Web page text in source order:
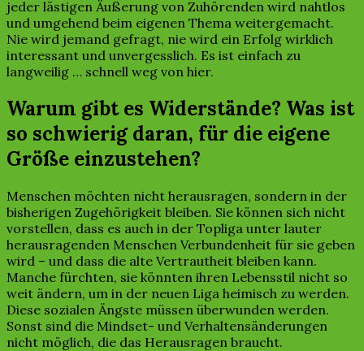
jeder lästigen Äußerung von Zuhörenden wird nahtlos
und umgehend beim eigenen Thema weitergemacht.
Nie wird jemand gefragt, nie wird ein Erfolg wirklich
interessant und unvergesslich. Es ist einfach zu
langweilig … schnell weg von hier.
Warum gibt es Widerstände? Was ist
so schwierig daran, für die eigene
Größe einzustehen?
Menschen möchten nicht herausragen, sondern in der
bisherigen Zugehörigkeit bleiben. Sie können sich nicht
vorstellen, dass es auch in der Topliga unter lauter
herausragenden Menschen Verbundenheit für sie geben
wird – und dass die alte Vertrautheit bleiben kann.
Manche fürchten, sie könnten ihren Lebensstil nicht so
weit ändern, um in der neuen Liga heimisch zu werden.
Diese sozialen Ängste müssen überwunden werden.
Sonst sind die Mindset- und Verhaltensänderungen
nicht möglich, die das Herausragen braucht.